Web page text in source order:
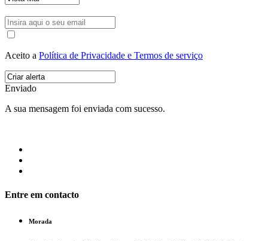
Aceito a Política de Privacidade e Termos de serviço
Enviado
A sua mensagem foi enviada com sucesso.
Entre em contacto
Morada